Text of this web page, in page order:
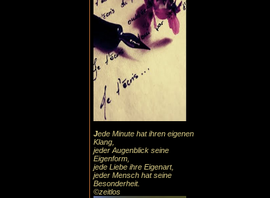
Jede Minute hat ihren eigenen
Klang,
jeder Augenblick seine
Eigenform,
jede Liebe ihre Eigenart,
jeder Mensch hat seine
Besonderheit.
©zeitlos